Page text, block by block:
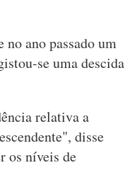
ano passado um
se uma descida
relativa a
disse
os níveis de